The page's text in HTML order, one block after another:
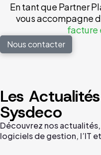
En tant que Partner
vous accompagne
facture
Nous contacter
Découvrez nos
logiciels de gestion, l’IT
Les
Sysdeco